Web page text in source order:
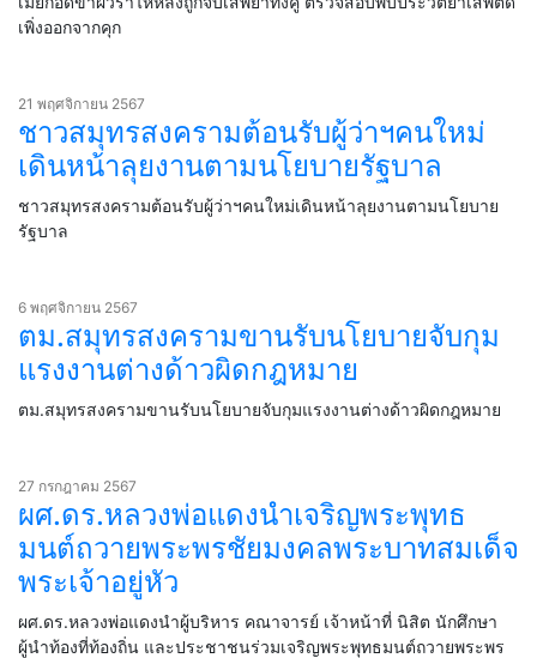
เพิ่งออกจากคุก
21 พฤศจิกายน 2567
ชาวสมุทรสงครามต้อนรับผู้ว่าฯคนใหม่
เดินหน้าลุยงานตามนโยบายรัฐบาล
ชาวสมุทรสงครามต้อนรับผู้ว่าฯคนใหม่เดินหน้าลุยงานตามนโยบาย
รัฐบาล
6 พฤศจิกายน 2567
ตม.สมุทรสงครามขานรับนโยบายจับกุม
แรงงานต่างด้าวผิดกฎหมาย
ตม.สมุทรสงครามขานรับนโยบายจับกุมแรงงานต่างด้าวผิดกฎหมาย
27 กรกฎาคม 2567
ผศ.ดร.หลวงพ่อแดงนำเจริญพระพุทธ
มนต์ถวายพระพรชัยมงคลพระบาทสมเด็จ
พระเจ้าอยู่หัว
ผศ.ดร.หลวงพ่อแดงนำผู้บริหาร คณาจารย์ เจ้าหน้าที่ นิสิต นักศึกษา
ผู้นำท้องที่ท้องถิ่น และประชาชนร่วมเจริญพระพุทธมนต์ถวายพระพร